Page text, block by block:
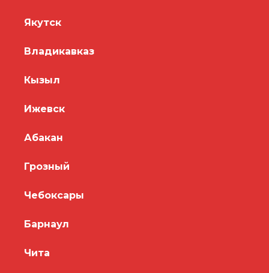
Якутск
Владикавказ
Кызыл
Ижевск
Абакан
Грозный
Чебоксары
Барнаул
Чита